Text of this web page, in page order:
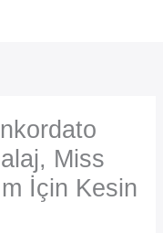
Miss
İçin Kesin